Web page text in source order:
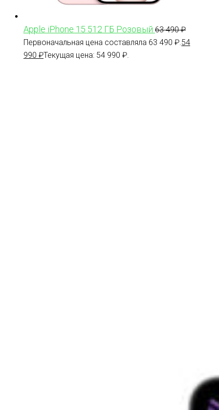
Apple iPhone 15 512 ГБ Розовый 63 490₽
Первоначальная цена составляла 63 490 ₽. 54
990 ₽Текущая цена: 54 990 ₽.